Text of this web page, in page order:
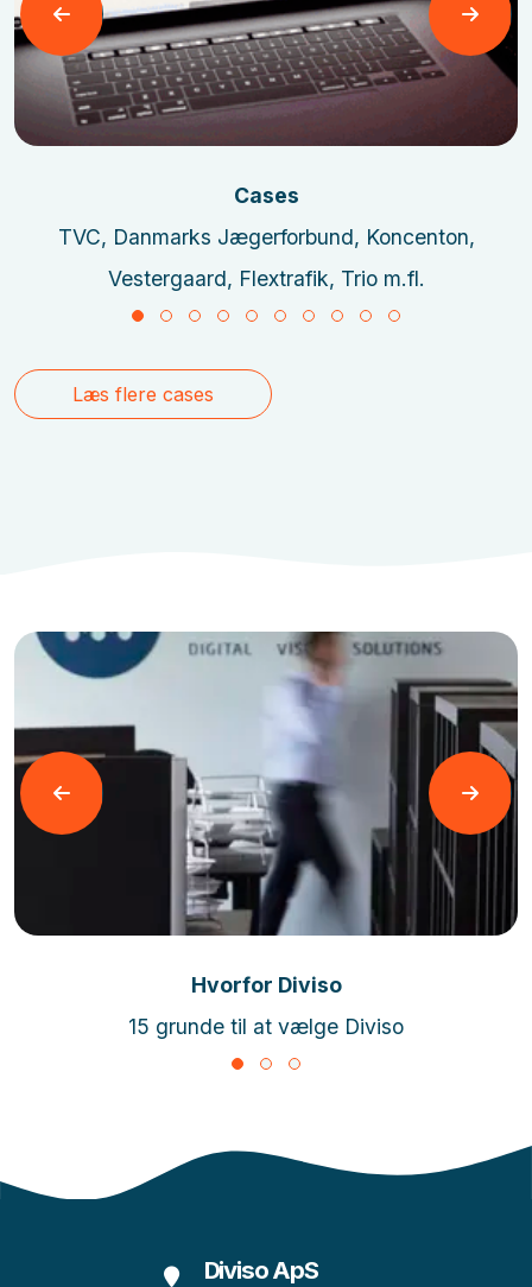
Læs mere
Cases
TVC, Danmarks Jægerforbund, Koncenton,
Vestergaard, Flextrafik, Trio m.fl.
Læs flere cases
Læs mere
Hvorfor Diviso
15 grunde til at vælge Diviso
Diviso ApS